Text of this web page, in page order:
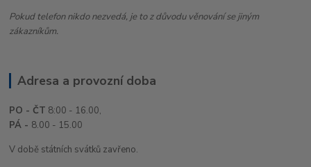
Pokud telefon nikdo nezvedá, je to z důvodu věnování se jiným
zákazníkům.
Adresa a provozní doba
PO - ČT 8:00 - 16.00,
PÁ - 8.00 - 15.00
V době státních svátků zavřeno.